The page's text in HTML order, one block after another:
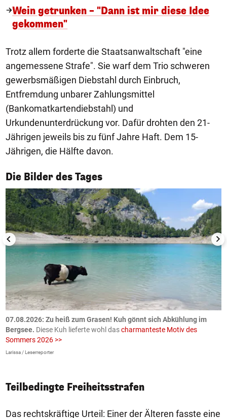
Wein getrunken – "Dann ist mir diese Idee
gekommen"
Trotz allem forderte die Staatsanwaltschaft "eine
angemessene Strafe". Sie warf dem Trio schweren
gewerbsmäßigen Diebstahl durch Einbruch,
Entfremdung unbarer Zahlungsmittel
(Bankomatkartendiebstahl) und
Urkundenunterdrückung vor. Dafür drohten den 21-
Jährigen jeweils bis zu fünf Jahre Haft. Dem 15-
Jährigen, die Hälfte davon.
Die Bilder des Tages
1/50
07.08.2026: Zu heiß zum Grasen! Kuh gönnt sich Abkühlung im
Bergsee. Diese Kuh lieferte wohl dascharmanteste Motiv des
Sommers 2026 >>
Larissa / Leserreporter
Teilbedingte Freiheitsstrafen
Das rechtskräftige Urteil: Einer der Älteren fasste eine